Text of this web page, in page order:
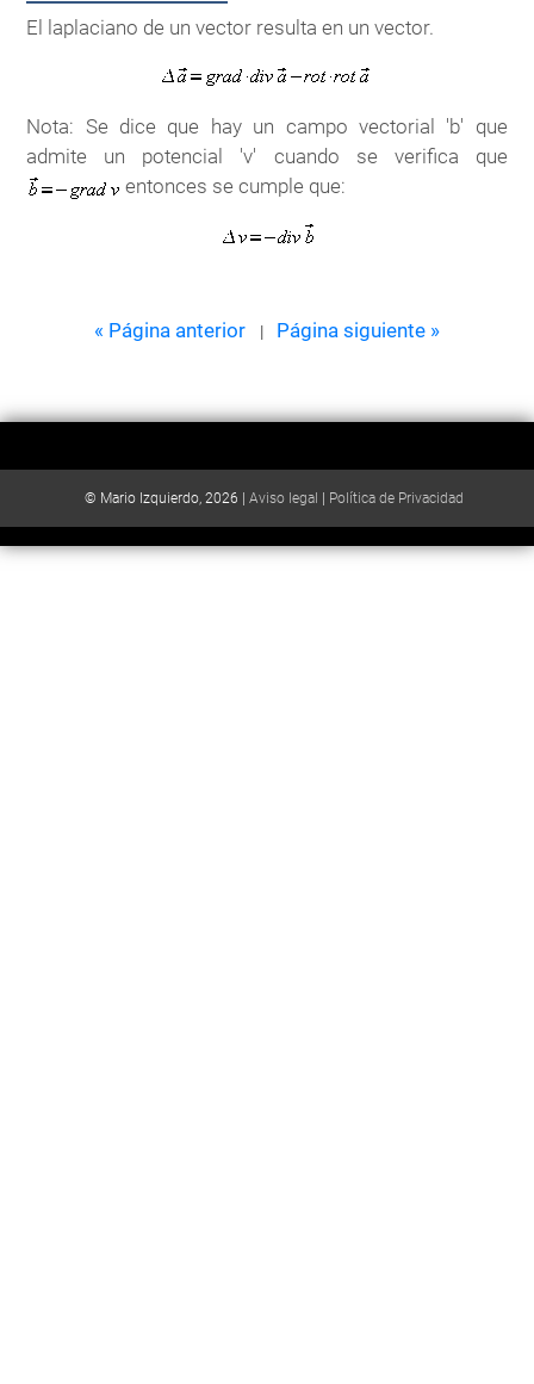
El laplaciano de un vector resulta en un vector.
Nota: Se dice que hay un campo vectorial 'b' que
admite un potencial 'v' cuando se verifica que
entonces se cumple que:
« Página anterior | Página siguiente »
© Mario Izquierdo, 2026 | Aviso legal | Política de Privacidad